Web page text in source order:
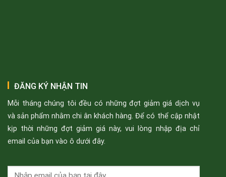
ĐĂNG KÝ NHẬN TIN
Mỗi tháng chúng tôi đều có những đợt giảm giá dịch vụ
và sản phẩm nhằm chi ân khách hàng. Để có thể cập nhật
kịp thời những đợt giảm giá này, vui lòng nhập địa chỉ
email của bạn vào ô dưới đây.